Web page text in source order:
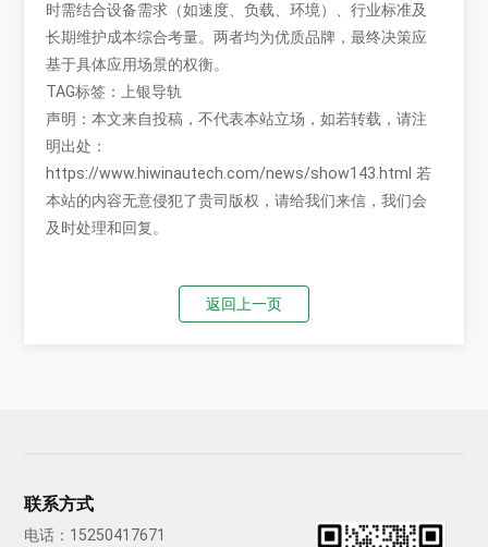
时需结合设备需求（如速度、负载、环境）、行业标准及
长期维护成本综合考量。两者均为优质品牌，最终决策应
基于具体应用场景的权衡。
TAG标签：
上银导轨
声明：本文来自投稿，不代表本站立场，如若转载，请注
明出处：
https://www.hiwinautech.com/news/show143.html 若
本站的内容无意侵犯了贵司版权，请给我们来信，我们会
及时处理和回复。
返回上一页
联系方式
电话： 15250417671